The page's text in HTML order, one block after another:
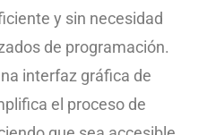
y sin necesidad
de programación.
interfaz gráfica de
el proceso de